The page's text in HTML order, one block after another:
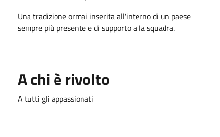
Una tradizione ormai inserita all'interno di un paese
sempre più presente e di supporto alla squadra.
A chi è rivolto
A tutti gli appassionati